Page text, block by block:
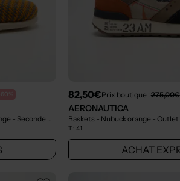
- Seconde main
82,50€Prix boutique : 275,00€
AERONAUTICA
Baskets - Nubuck orange - Outlet
T : 41
ACHAT